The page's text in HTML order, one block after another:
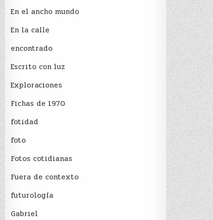
En el ancho mundo
En la calle
encontrado
Escrito con luz
Exploraciones
Fichas de 1970
fotidad
foto
Fotos cotidianas
Fuera de contexto
futurología
Gabriel